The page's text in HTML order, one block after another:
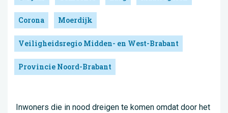
Corona Moerdijk
Veiligheidsregio Midden- en West-Brabant
Provincie Noord-Brabant
Inwoners die in nood dreigen te komen omdat door het